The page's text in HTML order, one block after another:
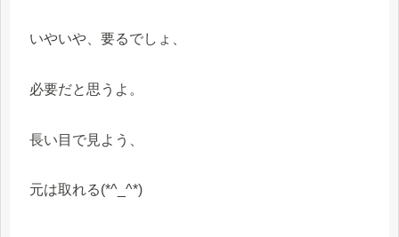
いやいや、要るでしょ、
必要だと思うよ。
長い目で見よう、
元は取れる(*^_^*)